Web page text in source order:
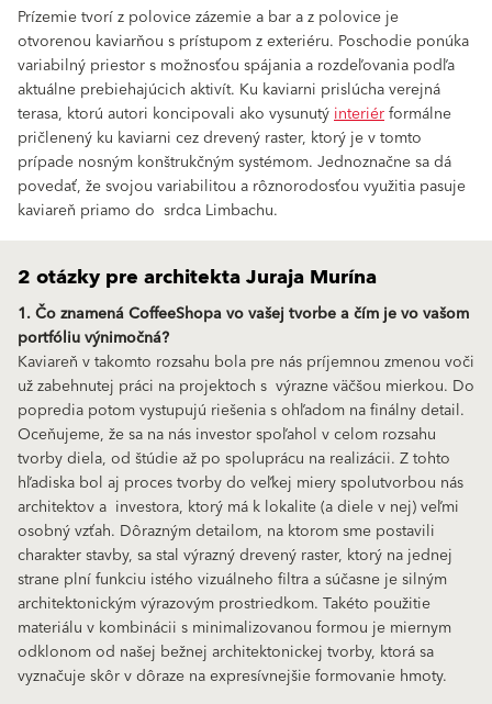
Prízemie tvorí z polovice zázemie a bar a z polovice je
otvorenou kaviarňou s prístupom z exteriéru. Poschodie ponúka
variabilný priestor s možnosťou spájania a rozdeľovania podľa
aktuálne prebiehajúcich aktivít. Ku kaviarni prislúcha verejná
terasa, ktorú autori koncipovali ako vysunutýinteriérformálne
pričlenený ku kaviarni cez drevený raster, ktorý je v tomto
prípade nosným konštrukčným systémom. Jednoznačne sa dá
povedať, že svojou variabilitou a rôznorodosťou využitia pasuje
kaviareň priamo do srdca Limbachu.
2 otázky pre architekta Juraja Murína
1. Čo znamená CoffeeShopa vo vašej tvorbe a čím je vo vašom
portfóliu výnimočná?
Kaviareň v takomto rozsahu bola pre nás príjemnou zmenou voči
už zabehnutej práci na projektoch s výrazne väčšou mierkou. Do
popredia potom vystupujú riešenia s ohľadom na finálny detail.
Oceňujeme, že sa na nás investor spoľahol v celom rozsahu
tvorby diela, od štúdie až po spoluprácu na realizácii. Z tohto
hľadiska bol aj proces tvorby do veľkej miery spolutvorbou nás
architektov a investora, ktorý má k lokalite (a diele v nej) veľmi
osobný vzťah. Dôrazným detailom, na ktorom sme postavili
charakter stavby, sa stal výrazný drevený raster, ktorý na jednej
strane plní funkciu istého vizuálneho filtra a súčasne je silným
architektonickým výrazovým prostriedkom. Takéto použitie
materiálu v kombinácii s minimalizovanou formou je miernym
odklonom od našej bežnej architektonickej tvorby, ktorá sa
vyznačuje skôr v dôraze na expresívnejšie formovanie hmoty.